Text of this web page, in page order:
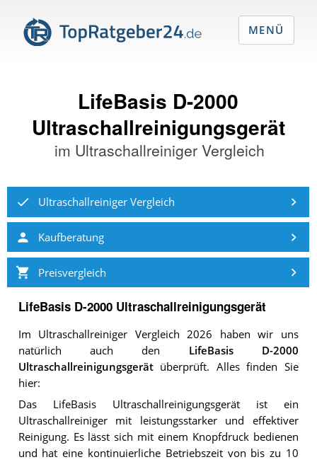
LifeBasis D-2000
Ultraschallreinigungsgerät
im Ultraschallreiniger Vergleich
Ultraschallreiniger Vergleich
Kaufberatung
Preisvergleich
LifeBasis D-2000 Ultraschallreinigungsgerät
Im Ultraschallreiniger Vergleich 2026 haben wir uns
natürlich auch den LifeBasis D-2000
Ultraschallreinigungsgerätüberprüft. Alles finden Sie
hier:
Das LifeBasis Ultraschallreinigungsgerät ist ein
Ultraschallreiniger mit leistungsstarker und effektiver
Reinigung. Es lässt sich mit einem Knopfdruck bedienen
und hat eine kontinuierliche Betriebszeit von bis zu 10
MENÜ